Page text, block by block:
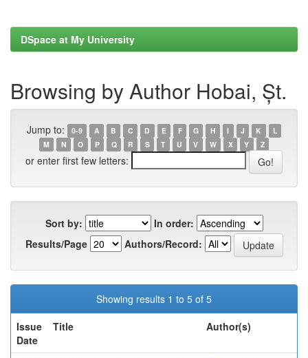
DSpace at My University
Browsing by Author Hobai, Șt.
Jump to: 0-9 A B C D E F G H I J K
L
M
N O P Q R S T U V W X Y Z
or enter first few letters:
Sort by:
In order:
Results/Page
Authors/Record:
Showing results 1 to 5 of 5
Issue
Date
Title Author(s)